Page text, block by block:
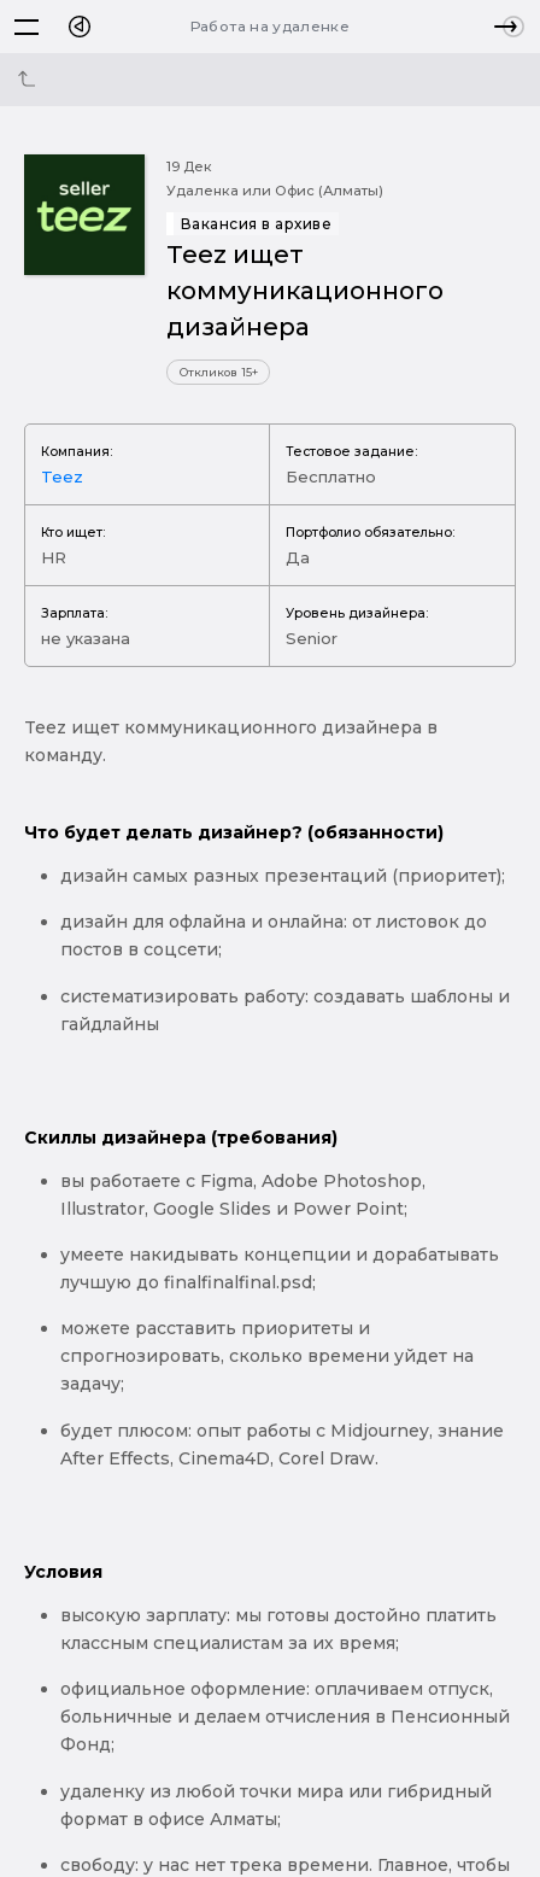
Работа на удаленке
19 Дек
Удаленка или Офис (Алматы)
Вакансия в архиве
Teez ищет
коммуникационного
дизайнера
Откликов 15+
Компания:
Teez
Тестовое задание:
Бесплатно
Кто ищет:
HR
Портфолио обязательно:
Да
Зарплата:
не указана
Уровень дизайнера:
Senior
Teez ищет коммуникационного дизайнера в
команду.
Что будет делать дизайнер? (обязанности)
дизайн самых разных презентаций (приоритет);
дизайн для офлайна и онлайна: от листовок до
постов в соцсети;
систематизировать работу: создавать шаблоны и
гайдлайны
Скиллы дизайнера (требования)
вы работаете с Figma, Adobe Photoshop,
Illustrator, Google Slides и Power Point;
умеете накидывать концепции и дорабатывать
лучшую до finalfinalfinal.psd;
можете расставить приоритеты и
спрогнозировать, сколько времени уйдет на
задачу;
будет плюсом: опыт работы с Midjourney, знание
After Effects, Cinema4D, Corel Draw.
Условия
высокую зарплату: мы готовы достойно платить
классным специалистам за их время;
официальное оформление: оплачиваем отпуск,
больничные и делаем отчисления в Пенсионный
Фонд;
удаленку из любой точки мира или гибридный
формат в офисе Алматы;
свободу: у нас нет трека времени. Главное, чтобы